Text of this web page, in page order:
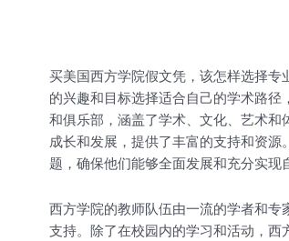
买美国西方学院假文凭，该怎样选择
的兴趣和目标选择适合自己的学术路
和俱乐部，涵盖了学术、文化、艺术
成长和发展，提供了丰富的支持和资
题，确保他们能够全面发展和充分实现
西方学院的教师队伍由一流的学者和
支持。除了在校园内的学习和活动，